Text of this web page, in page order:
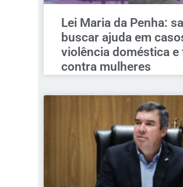
Lei Maria da Penha:
buscar ajuda em
violência doméstica e
contra mulheres